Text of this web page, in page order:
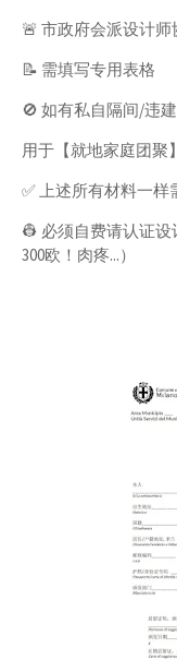
🚨 市政府会派设计师
📝 需填写专用表格
🚫 如有私自隔间/违
用于【就地家庭团聚
✅ 上述所有材料一样
👷 必须自费请认证
300欧！肉疼...）